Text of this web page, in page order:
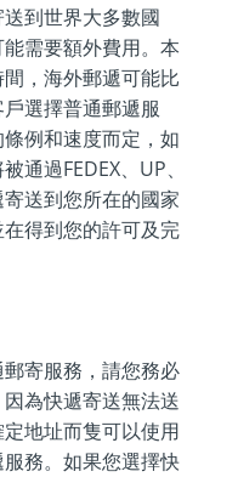
到世界大多數國
需要額外費用。本
，海外郵遞可能比
選擇普通郵遞服
例和速度而定，如
通過FEDEX、UP、
送到您所在的國家
得到您的許可及完
寄服務，請您務必
為快遞寄送無法送
地址而隻可以使用
務。如果您選擇快